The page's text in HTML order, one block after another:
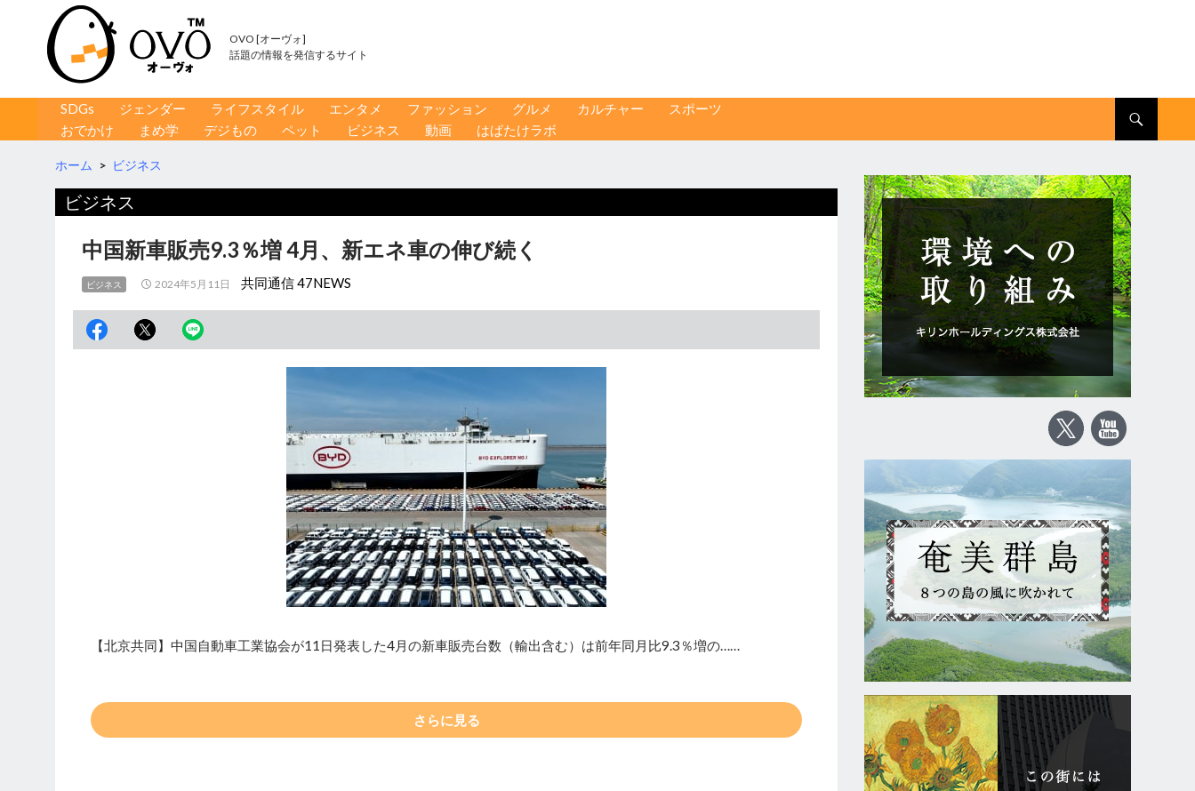
OVO [オーヴォ]
話題の情報を発信するサイト
コンテンツへ移動
SDGs ジェンダー ライフスタイル エンタメ ファッション グルメ カルチャー
スポーツ
おでかけ
まめ学 デジもの ペット ビジネス 動画 はばたけラボ
ホーム > ビジネス
ビジネス
中国新車販売9.3％増 4月、新エネ車の伸び続く
ビジネス 2024年5月11日 共同通信 47NEWS
【北京共同】中国自動車工業協会が11日発表した4月の新車販売台数（輸出含む）は前年同月比9.3％増の……
さらに見る